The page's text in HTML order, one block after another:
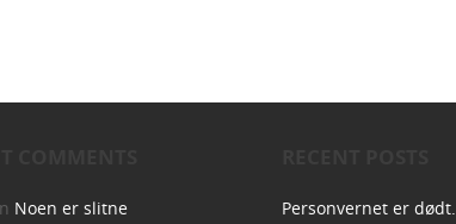
Noen er slitne Personvernet er dødt.